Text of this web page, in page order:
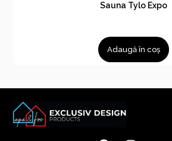
Sauna Tylo Expo
Adaugă în coș